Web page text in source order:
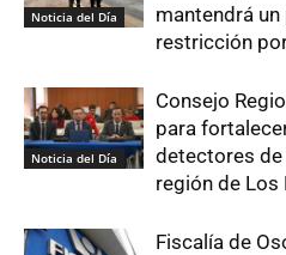
Noticia del Día
mantendrá
restricción
Noticia del Día
Consejo
para
detectores de
región de Los
Fiscalía de